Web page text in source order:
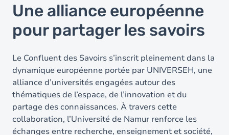
Une alliance européenne
pour partager les savoirs
Le Confluent des Savoirs s’inscrit pleinement dans la
dynamique européenne portée par UNIVERSEH, une
alliance d’universités engagées autour des
thématiques de l’espace, de l’innovation et du
partage des connaissances. À travers cette
collaboration, l’Université de Namur renforce les
échanges entre recherche, enseignement et société,